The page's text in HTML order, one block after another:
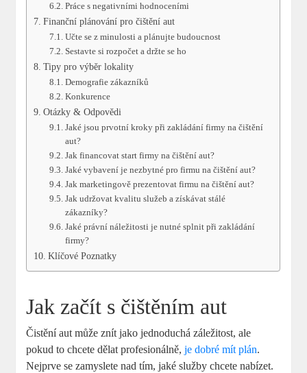
Práce s negativními hodnoceními
Finanční plánování pro čištění aut
Učte se z minulosti a plánujte budoucnost
Sestavte si rozpočet a držte se ho
Tipy pro výběr lokality
Demografie zákazníků
Konkurence
Otázky & Odpovědi
Jaké jsou prvotní kroky při zakládání firmy na čištění
aut?
Jak financovat start firmy na čištění aut?
Jaké vybavení je nezbytné pro firmu na čištění aut?
Jak marketingově prezentovat firmu na čištění aut?
Jak udržovat kvalitu služeb a získávat stálé
zákazníky?
Jaké právní náležitosti je nutné splnit při zakládání
firmy?
Klíčové Poznatky
Jak začít s čištěním aut
Čistění aut může znít jako jednoduchá záležitost, ale
pokud to chcete dělat profesionálně,je dobré mít plán.
Nejprve se zamyslete nad tím, jaké služby chcete nabízet.